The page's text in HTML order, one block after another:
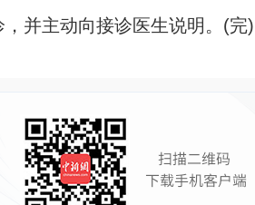
并主动向接诊医生说明。(完)